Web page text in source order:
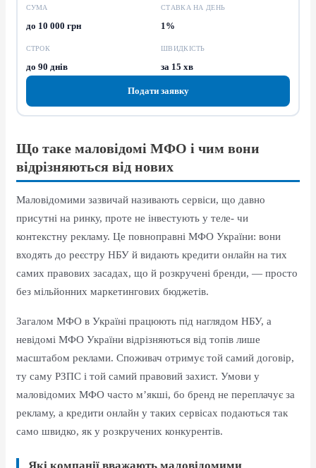
СУМА
до 10 000 грн
СТАВКА НА ДЕНЬ
1%
СТРОК
до 90 днів
ШВИДКІСТЬ
за 15 хв
Подати заявку
Що таке маловідомі МФО і чим вони
відрізняються від нових
Маловідомими зазвичай називають сервіси, що давно
присутні на ринку, проте не інвестують у теле- чи
контекстну рекламу. Це повноправні МФО України: вони
входять до реєстру НБУ й видають кредити онлайн на тих
самих правових засадах, що й розкручені бренди, — просто
без мільйонних маркетингових бюджетів.
Загалом МФО в Україні працюють під наглядом НБУ, а
невідомі МФО України відрізняються від топів лише
масштабом реклами. Споживач отримує той самий договір,
ту саму РЗПС і той самий правовий захист. Умови у
маловідомих МФО часто м’якші, бо бренд не переплачує за
рекламу, а кредити онлайн у таких сервісах подаються так
само швидко, як у розкручених конкурентів.